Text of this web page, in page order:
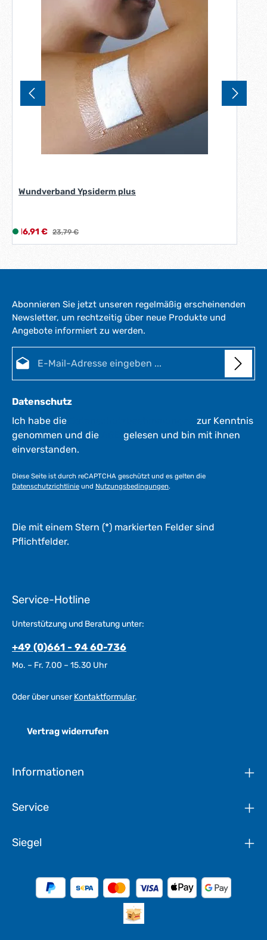
Wundverband Ypsiderm plus
Verkaufspreis:
L
i
f
z
e
i
t
:
1
-
W
e
r
k
g
16,91 € Regulärer Preis:
23,79 €
Abonnieren Sie jetzt unseren regelmäßig erscheinenden
Newsletter, um rechtzeitig über neue Produkte und
Angebote informiert zu werden.
Datenschutz
Ich habe die
zur Kenntnis
genommen und die
gelesen und bin mit ihnen
einverstanden.
Diese Seite ist durch reCAPTCHA geschützt und es gelten die
Datenschutzrichtlinie und Nutzungsbedingungen.
Die mit einem Stern (*) markierten Felder sind
Pflichtfelder.
Service-Hotline
Unterstützung und Beratung unter:
+49 (0)661 - 94 60-736
Mo. – Fr. 7.00 – 15.30 Uhr
Oder über unserKontaktformular.
Vertrag widerrufen
Informationen
Service
Siegel